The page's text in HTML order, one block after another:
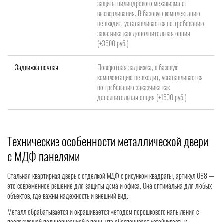
защиты цилиндрового механизма от
высверливания. В базовую комплектацию
не входит, устанавливается по требованию
заказчика как дополнительная опция
(+3500 руб.)
Задвижка ночная:
Поворотная задвижка, в базовую
комплектацию не входит, устанавливается
по требованию заказчика как
дополнительная опция (+1500 руб.)
Технические особенности металлической двери
с МДФ панелями
Стальная квартирная дверь с отделкой МДФ с рисунком квадраты, артикул 088 —
это современное решение для защиты дома и офиса. Она оптимальна для любых
объектов, где важны надежность и внешний вид.
Металл обрабатывается и окрашивается методом порошкового напыления с